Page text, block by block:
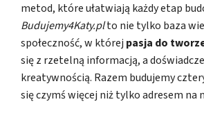
metod, które ułatwiają każdy etap
Budujemy4Katy.plto nie tylko baza
społeczność, w której pasja do
się z rzetelną informacją, a
kreatywnością. Razem budujemy
się czymś więcej niż tylko adresem na